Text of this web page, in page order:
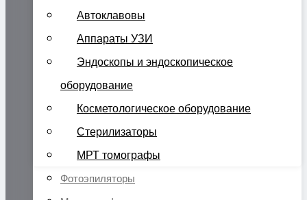
Автоклавовы
Аппараты УЗИ
Эндоскопы и эндоскопическое
оборудование
Косметологическое оборудование
Стерилизаторы
МРТ томографы
Фотоэпиляторы